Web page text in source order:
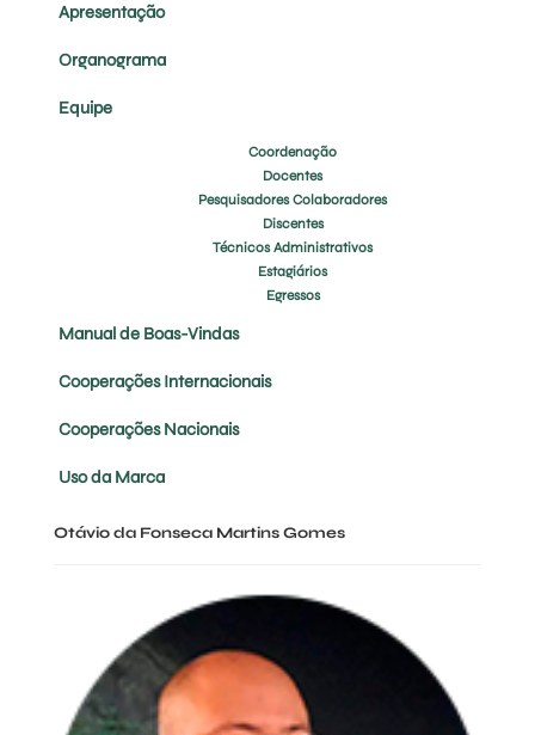
Apresentação
Organograma
Equipe
Coordenação
Docentes
Pesquisadores Colaboradores
Discentes
Técnicos Administrativos
Estagiários
Egressos
Manual de Boas-Vindas
Cooperações Internacionais
Cooperações Nacionais
Uso da Marca
Otávio da Fonseca Martins Gomes